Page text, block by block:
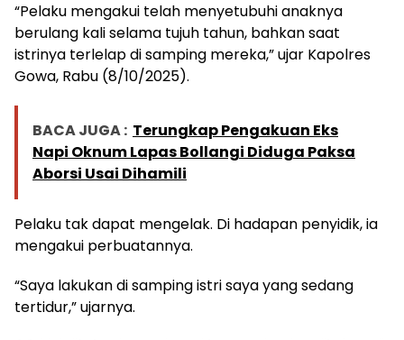
“Pelaku mengakui telah menyetubuhi anaknya
berulang kali selama tujuh tahun, bahkan saat
istrinya terlelap di samping mereka,” ujar Kapolres
Gowa, Rabu (8/10/2025).
BACA JUGA : Terungkap Pengakuan Eks
Napi Oknum Lapas Bollangi Diduga Paksa
Aborsi Usai Dihamili
Pelaku tak dapat mengelak. Di hadapan penyidik, ia
mengakui perbuatannya.
“Saya lakukan di samping istri saya yang sedang
tertidur,” ujarnya.